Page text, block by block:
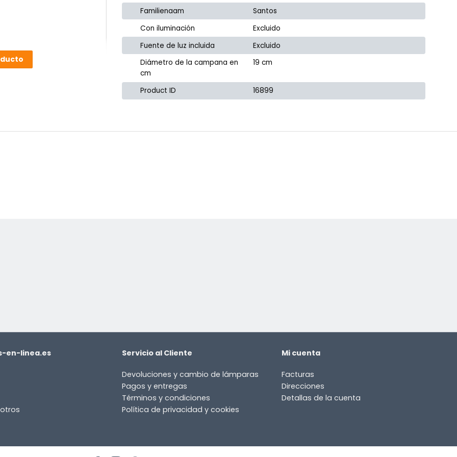
Familienaam
Santos
Con iluminación
Excluido
Fuente de luz incluida
Excluido
Diámetro de la campana en
cm
19 cm
Product ID 16899
en-linea.es Servicio al Cliente
Devoluciones y cambio de lámparas
Pagos y entregas
Términos y condiciones
Política de privacidad y cookies
Mi cuenta
Facturas
Direcciones
Detallas de la cuenta